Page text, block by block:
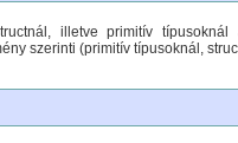
illetve primitív típusoknál
szerinti (primitív típusoknál,